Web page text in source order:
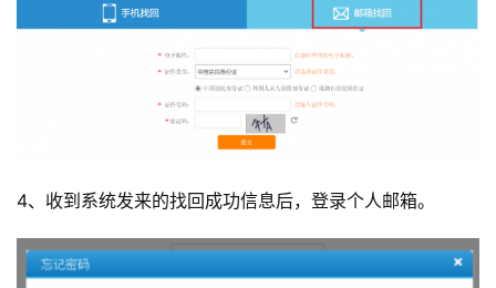
4、收到系统发来的找回成功信息后，登录个人邮箱。